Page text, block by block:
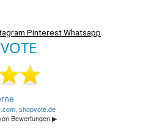
PinterestWhatsapp